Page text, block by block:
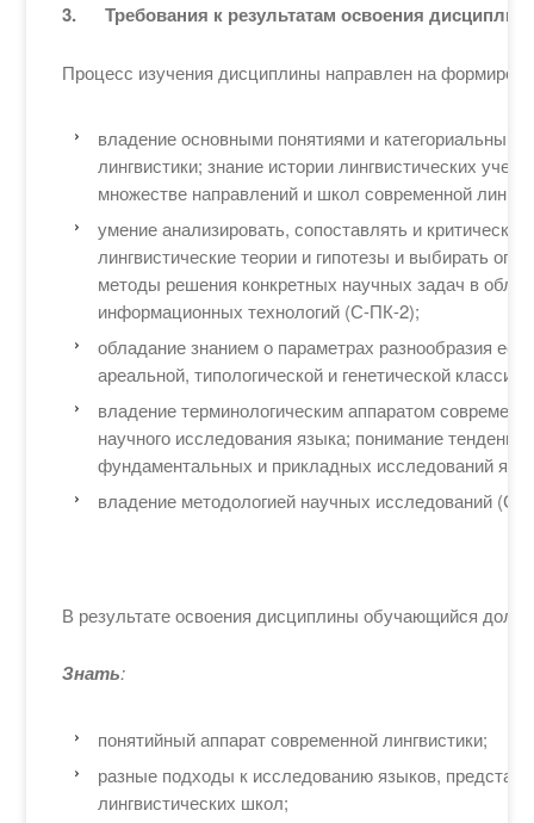
3.Требования к результатам освоения
Процесс изучения дисциплины направлен на
владение основными понятиями и категориальным
лингвистики; знание истории лингвистических
множестве направлений и школ современной
умение анализировать, сопоставлять и критически
лингвистические теории и гипотезы и выбирать
методы решения конкретных научных задач в
информационных технологий (С-ПК-2);
обладание знанием о параметрах разнообразия
ареальной, типологической и генетической
владение терминологическим аппаратом
научного исследования языка; понимание
фундаментальных и прикладных исследований
владение методологией научных исследований
В результате освоения дисциплины обучающийся
Знать:
понятийный аппарат современной лингвистики;
разные подходы к исследованию языков,
лингвистических школ;